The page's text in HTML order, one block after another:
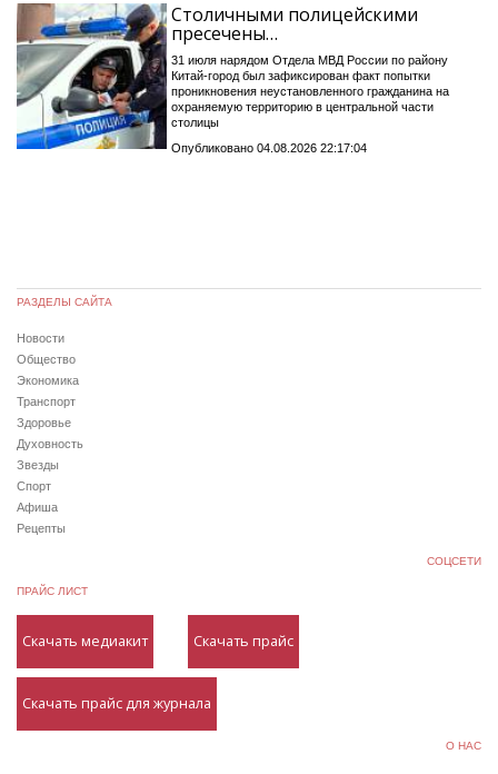
Столичными полицейскими
пресечены…
31 июля нарядом Отдела МВД России по району
Китай-город был зафиксирован факт попытки
проникновения неустановленного гражданина на
охраняемую территорию в центральной части
столицы
Опубликовано 04.08.2026 22:17:04
РАЗДЕЛЫ САЙТА
Новости
Общество
Экономика
Транспорт
Здоровье
Духовность
Звезды
Спорт
Афиша
Рецепты
СОЦСЕТИ
ПРАЙС ЛИСТ
Скачать медиакит Скачать прайс
Скачать прайс для журнала
О НАС